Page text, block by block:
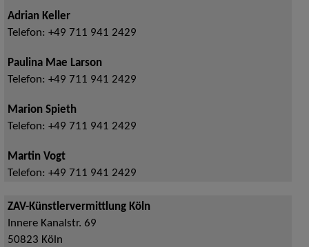
Adrian Keller
Telefon: +49 711 941 2429
Paulina Mae Larson
Telefon: +49 711 941 2429
Marion Spieth
Telefon: +49 711 941 2429
Martin Vogt
Telefon: +49 711 941 2429
ZAV-Künstlervermittlung Köln
Innere Kanalstr. 69
50823 Köln